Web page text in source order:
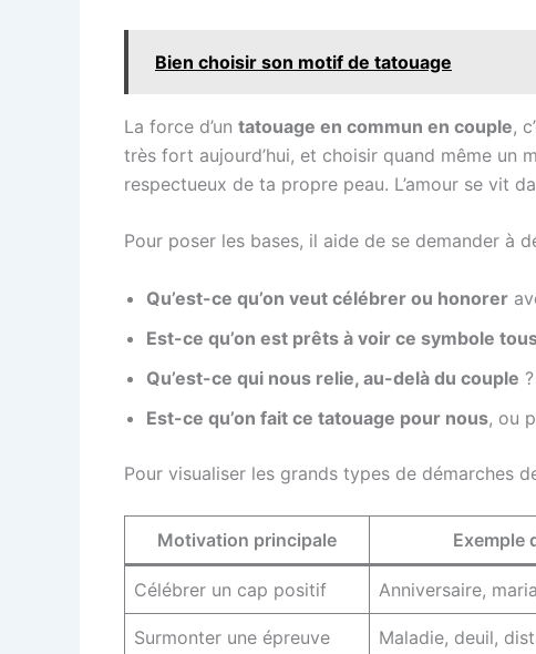
Bien choisir son motif de tatouage
La force d’un tatouage en commun en couple,
très fort aujourd’hui, et choisir quand même un
respectueux de ta propre peau. L’amour se vit
Pour poser les bases, il aide de se demander à
Qu’est-ce qu’on veut célébrer ou honorer
Est-ce qu’on est prêts à voir ce symbole
Qu’est-ce qui nous relie, au-delà du couple
Est-ce qu’on fait ce tatouage pour nous, ou
Pour visualiser les grands types de démarches
Motivation principale Exemple
Célébrer un cap positif Anniversaire,
Surmonter une épreuve Maladie, deuil,